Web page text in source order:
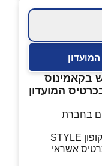
בקאמינוס
בחברת